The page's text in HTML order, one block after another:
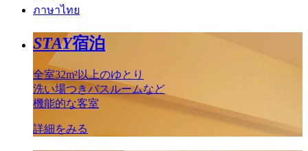
ภาษาไทย
STAY宿泊
全室32m²以上のゆとり
洗い場つきバスルームなど
機能的な客室
詳細をみる